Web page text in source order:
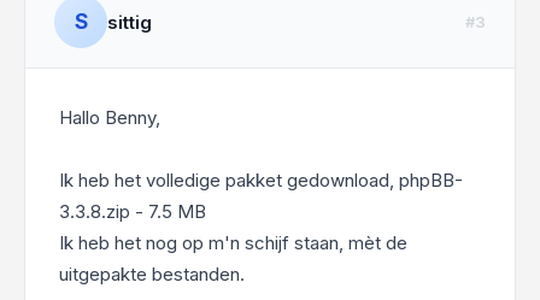
S sittig #3
Hallo Benny,
Ik heb het volledige pakket gedownload, phpBB-
3.3.8.zip - 7.5 MB
Ik heb het nog op m'n schijf staan, mèt de
uitgepakte bestanden.